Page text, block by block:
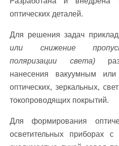
оптических деталей.
Для решения задач
или снижение
поляризации света)
нанесения вакуумным
оптических, зеркальных,
токопроводящих покрытий.
Для формирования
осветительных приборах